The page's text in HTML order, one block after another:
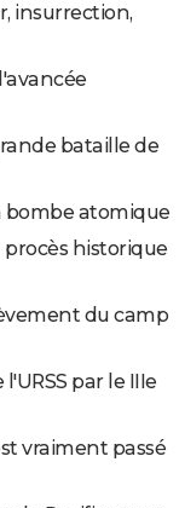
insurrection,
bataille de
bombe atomique
procès historique
du camp
par le IIIe
vraiment passé